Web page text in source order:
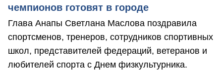
чемпионов готовят в городе
Глава Анапы Светлана Маслова поздравила
спортсменов, тренеров, сотрудников спортивных
школ, представителей федераций, ветеранов и
любителей спорта с Днем физкультурника.